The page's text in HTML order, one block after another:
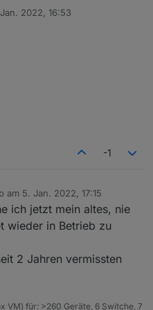
ausführen z.B
Ohne Browser nur für Messages und Info
Tastatur/Bildschirmtasta
im Unterordner tSip die
Firewall-Meldung
und danach unter
2022, 16:53
-1
am 5. Jan. 2022, 17:15
editiert von
ich jetzt mein altes, nie
wieder in Betrieb zu
2 Jahren vermissten
VM) für: >260 Geräte, 6 Switche, 7